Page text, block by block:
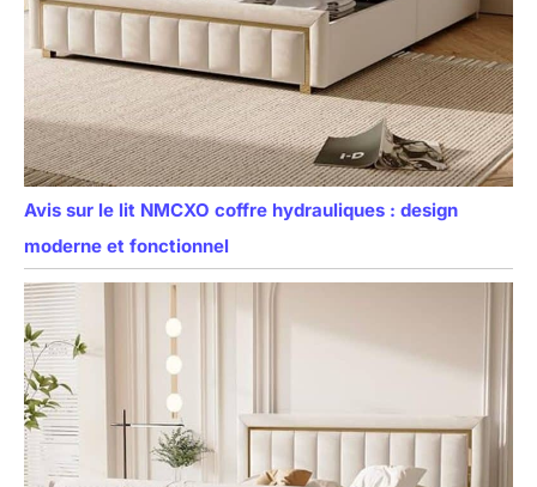
Avis sur le lit NMCXO coffre hydrauliques : design
moderne et fonctionnel